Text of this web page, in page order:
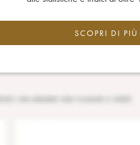
SCOPRI DI PIÙ